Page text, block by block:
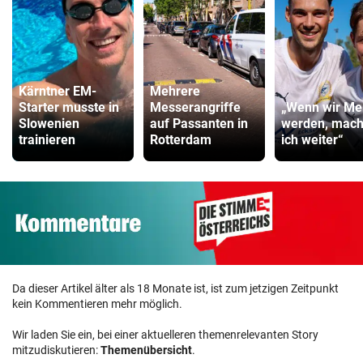
Kärntner EM-
Starter musste in
Slowenien
trainieren
Mehrere
Messerangriffe
auf Passanten in
Rotterdam
„Wenn wir
werden,
ich weiter“
Da dieser Artikel älter als 18 Monate ist, ist zum jetzigen Zeitpunkt
kein Kommentieren mehr möglich.
Wir laden Sie ein, bei einer aktuelleren themenrelevanten Story
mitzudiskutieren:Themenübersicht.